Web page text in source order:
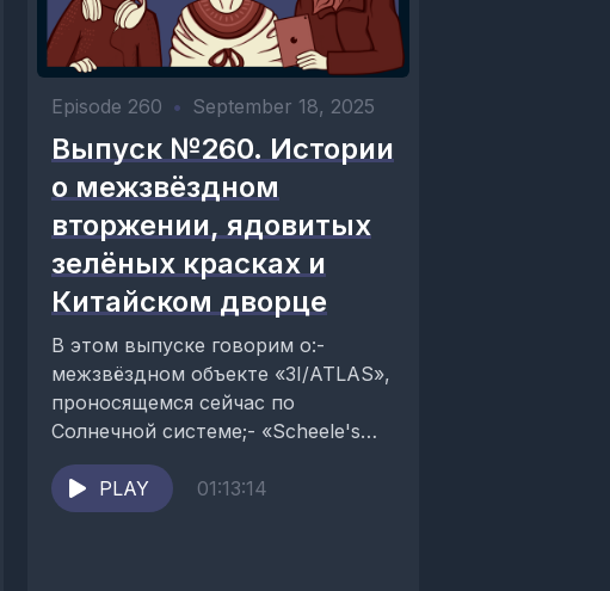
Episode 260 • September 18, 2025
Выпуск №260. Истории
о межзвёздном
вторжении, ядовитых
зелёных красках и
Китайском дворце
В этом выпуске говорим о:-
межзвёздном объекте «3I/ATLAS»,
проносящемся сейчас по
Солнечной системе;- «Scheele's
green», зелёном ядовитом
красителе, популярном когда-то;-
Китайском дворце,
PLAY 01:13:14